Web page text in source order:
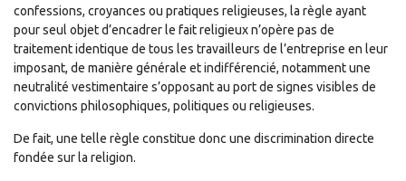
confessions, croyances ou pratiques religieuses, la règle ayant
pour seul objet d’encadrer le fait religieux n’opère pas de
traitement identique de tous les travailleurs de l’entreprise en leur
imposant, de manière générale et indifférencié, notamment une
neutralité vestimentaire s’opposant au port de signes visibles de
convictions philosophiques, politiques ou religieuses.
De fait, une telle règle constitue donc une discrimination directe
fondée sur la religion.